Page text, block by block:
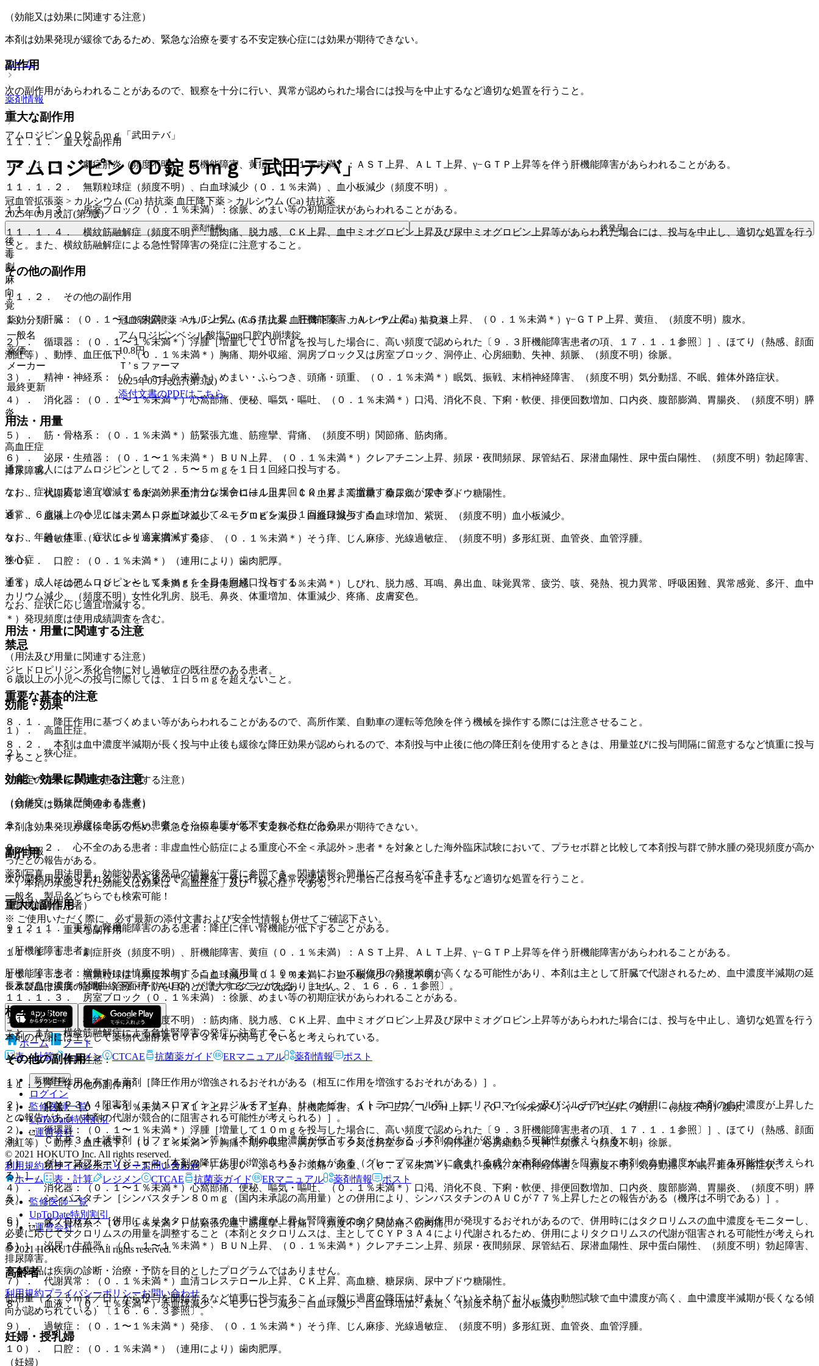
（効能又は効果に関連する注意）
本剤は効果発現が緩徐であるため、緊急な治療を要する不安定狭心症には効果が期待できない。
副作用
次の副作用があらわれることがあるので、観察を十分に行い、異常が認められた場合には投与を中止するなど適切な処置を行うこと。
重大な副作用
１１．１． 重大な副作用
１１．１．１． 劇症肝炎（頻度不明）、肝機能障害、黄疸（０．１％未満）：ＡＳＴ上昇、ＡＬＴ上昇、γ−ＧＴＰ上昇等を伴う肝機能障害があらわれることがある。
１１．１．２． 無顆粒球症（頻度不明）、白血球減少（０．１％未満）、血小板減少（頻度不明）。
１１．１．３． 房室ブロック（０．１％未満）：徐脈、めまい等の初期症状があらわれることがある。
１１．１．４． 横紋筋融解症（頻度不明）：筋肉痛、脱力感、ＣＫ上昇、血中ミオグロビン上昇及び尿中ミオグロビン上昇等があらわれた場合には、投与を中止し、適切な処置を行う
こと。また、横紋筋融解症による急性腎障害の発症に注意すること。
その他の副作用
１１．２． その他の副作用
１）． 肝臓：（０．１〜１％未満＊）ＡＬＴ上昇、ＡＳＴ上昇、肝機能障害、Ａｌ−Ｐ上昇、ＬＤＨ上昇、（０．１％未満＊）γ−ＧＴＰ上昇、黄疸、（頻度不明）腹水。
２）． 循環器：（０．１〜１％未満＊）浮腫［増量して１０ｍｇを投与した場合に、高い頻度で認められた〔９．３肝機能障害患者の項、１７．１．１参照〕］、ほてり（熱感、顔面
潮紅等）、動悸、血圧低下、（０．１％未満＊）胸痛、期外収縮、洞房ブロック又は房室ブロック、洞停止、心房細動、失神、頻脈、（頻度不明）徐脈。
３）． 精神・神経系：（０．１〜１％未満＊）めまい・ふらつき、頭痛・頭重、（０．１％未満＊）眠気、振戦、末梢神経障害、（頻度不明）気分動揺、不眠、錐体外路症状。
４）． 消化器：（０．１〜１％未満＊）心窩部痛、便秘、嘔気・嘔吐、（０．１％未満＊）口渇、消化不良、下痢・軟便、排便回数増加、口内炎、腹部膨満、胃腸炎、（頻度不明）膵
炎。
５）． 筋・骨格系：（０．１％未満＊）筋緊張亢進、筋痙攣、背痛、（頻度不明）関節痛、筋肉痛。
６）． 泌尿・生殖器：（０．１〜１％未満＊）ＢＵＮ上昇、（０．１％未満＊）クレアチニン上昇、頻尿・夜間頻尿、尿管結石、尿潜血陽性、尿中蛋白陽性、（頻度不明）勃起障害、
排尿障害。
７）． 代謝異常：（０．１％未満＊）血清コレステロール上昇、ＣＫ上昇、高血糖、糖尿病、尿中ブドウ糖陽性。
８）． 血液：（０．１％未満＊）赤血球減少、ヘモグロビン減少、白血球減少、白血球増加、紫斑、（頻度不明）血小板減少。
９）． 過敏症：（０．１〜１％未満＊）発疹、（０．１％未満＊）そう痒、じん麻疹、光線過敏症、（頻度不明）多形紅斑、血管炎、血管浮腫。
１０）． 口腔：（０．１％未満＊）（連用により）歯肉肥厚。
１１）． その他：（０．１〜１％未満＊）全身倦怠感、（０．１％未満＊）しびれ、脱力感、耳鳴、鼻出血、味覚異常、疲労、咳、発熱、視力異常、呼吸困難、異常感覚、多汗、血中
カリウム減少、（頻度不明）女性化乳房、脱毛、鼻炎、体重増加、体重減少、疼痛、皮膚変色。
＊）発現頻度は使用成績調査を含む。
禁忌
ジヒドロピリジン系化合物に対し過敏症の既往歴のある患者。
重要な基本的注意
８．１． 降圧作用に基づくめまい等があらわれることがあるので、高所作業、自動車の運転等危険を伴う機械を操作する際には注意させること。
８．２． 本剤は血中濃度半減期が長く投与中止後も緩徐な降圧効果が認められるので、本剤投与中止後に他の降圧剤を使用するときは、用量並びに投与間隔に留意するなど慎重に投与
すること。
（特定の背景を有する患者に関する注意）
（合併症・既往歴等のある患者）
９．１．１． 過度に血圧の低い患者：さらに血圧が低下するおそれがある。
９．１．２． 心不全のある患者：非虚血性心筋症による重度心不全＜承認外＞患者＊を対象とした海外臨床試験において、プラセボ群と比較して本剤投与群で肺水腫の発現頻度が高か
ったとの報告がある。
＊）本剤の承認された効能又は効果は「高血圧症」及び「狭心症」である。
（腎機能障害患者）
９．２．１． 重篤な腎機能障害のある患者：降圧に伴い腎機能が低下することがある。
（肝機能障害患者）
肝機能障害患者：増量時には慎重に投与すること（高用量（１０ｍｇ）において副作用の発現頻度が高くなる可能性があり、本剤は主として肝臓で代謝されるため、血中濃度半減期の延
長及び血中濃度−時間曲線下面積（ＡＵＣ）が増大することがある）〔１１．２、１６．６．１参照〕。
相互作用
本剤の代謝には主として薬物代謝酵素ＣＹＰ３Ａ４が関与していると考えられている。
１０．２． 併用注意：
１）． 降圧作用を有する薬剤［降圧作用が増強されるおそれがある（相互に作用を増強するおそれがある）］。
２）． ＣＹＰ３Ａ４阻害剤（エリスロマイシン、ジルチアゼム、リトナビル、イトラコナゾール等）［エリスロマイシン及びジルチアゼムとの併用により、本剤の血中濃度が上昇した
との報告がある（本剤の代謝が競合的に阻害される可能性が考えられる）］。
３）． ＣＹＰ３Ａ４誘導剤（リファンピシン等）［本剤の血中濃度が低下するおそれがある（本剤の代謝が促進される可能性が考えられる）］。
４）． グレープフルーツジュース［本剤の降圧作用が増強されるおそれがある（グレープフルーツに含まれる成分が本剤の代謝を阻害し、本剤の血中濃度が上昇する可能性が考えられ
る）］。
５）． シンバスタチン［シンバスタチン８０ｍｇ（国内未承認の高用量）との併用により、シンバスタチンのＡＵＣが７７％上昇したとの報告がある（機序は不明である）］。
６）． タクロリムス［併用によりタクロリムスの血中濃度が上昇し腎障害等のタクロリムスの副作用が発現するおそれがあるので、併用時にはタクロリムスの血中濃度をモニターし、
必要に応じてタクロリムスの用量を調整すること（本剤とタクロリムスは、主としてＣＹＰ３Ａ４により代謝されるため、併用によりタクロリムスの代謝が阻害される可能性が考えられ
る）］。
高齢者
低用量（２．５ｍｇ／日）から投与を開始するなど慎重に投与すること（一般に過度の降圧は好ましくないとされており、体内動態試験で血中濃度が高く、血中濃度半減期が長くなる傾
向が認められている）〔１６．６．３参照〕。
妊婦・授乳婦
（妊婦）
ホーム
薬剤情報
アムロジピンＯＤ錠５ｍｇ「武田テバ」
アムロジピンＯＤ錠５ｍｇ「武田テバ」
冠血管拡張薬 > カルシウム (Ca) 拮抗薬 血圧降下薬 > カルシウム (Ca) 拮抗薬
2025年09月改訂(第3版)
薬剤情報 後発品
後
毒
劇
麻
向
覚
薬効分類
冠血管拡張薬 > カルシウム (Ca) 拮抗薬 血圧降下薬 > カルシウム (Ca) 拮抗薬
一般名
アムロジピンベシル酸塩5mg口腔内崩壊錠
薬価
10.8円
メーカー
Ｔ’ｓファーマ
最終更新
2025年09月改訂(第3版)
添付文書のPDFはこちら
用法・用量
高血圧症
通常、成人にはアムロジピンとして２．５〜５ｍｇを１日１回経口投与する。
なお、症状に応じ適宜増減するが、効果不十分な場合には１日１回１０ｍｇまで増量することができる。
通常、６歳以上の小児には、アムロジピンとして２．５ｍｇを１日１回経口投与する。
なお、年齢、体重、症状により適宜増減する。
狭心症
通常、成人にはアムロジピンとして５ｍｇを１日１回経口投与する。
なお、症状に応じ適宜増減する。
用法・用量に関連する注意
（用法及び用量に関連する注意）
６歳以上の小児への投与に際しては、１日５ｍｇを超えないこと。
効能・効果
１）． 高血圧症。
２）． 狭心症。
効能・効果に関連する注意
（効能又は効果に関連する注意）
本剤は効果発現が緩徐であるため、緊急な治療を要する不安定狭心症には効果が期待できない。
副作用
次の副作用があらわれることがあるので、観察を十分に行い、異常が認められた場合には投与を中止するなど適切な処置を行うこと。
重大な副作用
１１．１． 重大な副作用
１１．１．１． 劇症肝炎（頻度不明）、肝機能障害、黄疸（０．１％未満）：ＡＳＴ上昇、ＡＬＴ上昇、γ−ＧＴＰ上昇等を伴う肝機能障害があらわれることがある。
１１．１．２． 無顆粒球症（頻度不明）、白血球減少（０．１％未満）、血小板減少（頻度不明）。
１１．１．３． 房室ブロック（０．１％未満）：徐脈、めまい等の初期症状があらわれることがある。
１１．１．４． 横紋筋融解症（頻度不明）：筋肉痛、脱力感、ＣＫ上昇、血中ミオグロビン上昇及び尿中ミオグロビン上昇等があらわれた場合には、投与を中止し、適切な処置を行う
こと。また、横紋筋融解症による急性腎障害の発症に注意すること。
その他の副作用
１１．２． その他の副作用
１）． 肝臓：（０．１〜１％未満＊）ＡＬＴ上昇、ＡＳＴ上昇、肝機能障害、Ａｌ−Ｐ上昇、ＬＤＨ上昇、（０．１％未満＊）γ−ＧＴＰ上昇、黄疸、（頻度不明）腹水。
２）． 循環器：（０．１〜１％未満＊）浮腫［増量して１０ｍｇを投与した場合に、高い頻度で認められた〔９．３肝機能障害患者の項、１７．１．１参照〕］、ほてり（熱感、顔面
潮紅等）、動悸、血圧低下、（０．１％未満＊）胸痛、期外収縮、洞房ブロック又は房室ブロック、洞停止、心房細動、失神、頻脈、（頻度不明）徐脈。
３）． 精神・神経系：（０．１〜１％未満＊）めまい・ふらつき、頭痛・頭重、（０．１％未満＊）眠気、振戦、末梢神経障害、（頻度不明）気分動揺、不眠、錐体外路症状。
４）． 消化器：（０．１〜１％未満＊）心窩部痛、便秘、嘔気・嘔吐、（０．１％未満＊）口渇、消化不良、下痢・軟便、排便回数増加、口内炎、腹部膨満、胃腸炎、（頻度不明）膵
炎。
５）． 筋・骨格系：（０．１％未満＊）筋緊張亢進、筋痙攣、背痛、（頻度不明）関節痛、筋肉痛。
６）． 泌尿・生殖器：（０．１〜１％未満＊）ＢＵＮ上昇、（０．１％未満＊）クレアチニン上昇、頻尿・夜間頻尿、尿管結石、尿潜血陽性、尿中蛋白陽性、（頻度不明）勃起障害、
排尿障害。
７）． 代謝異常：（０．１％未満＊）血清コレステロール上昇、ＣＫ上昇、高血糖、糖尿病、尿中ブドウ糖陽性。
８）． 血液：（０．１％未満＊）赤血球減少、ヘモグロビン減少、白血球減少、白血球増加、紫斑、（頻度不明）血小板減少。
９）． 過敏症：（０．１〜１％未満＊）発疹、（０．１％未満＊）そう痒、じん麻疹、光線過敏症、（頻度不明）多形紅斑、血管炎、血管浮腫。
１０）． 口腔：（０．１％未満＊）（連用により）歯肉肥厚。
薬剤情報
薬剤写真、用法用量、効能効果や後発品の情報が一度に参照でき、関連情報へ簡単にアクセスができます。
一般名、製品名どちらでも検索可能！
※ ご使用いただく際に、必ず最新の添付文書および安全性情報も併せてご確認下さい。
※本製品は疾病の診断・治療・予防を目的としたプログラムではありません。
ホーム
ノート
表・計算
レジメン CTCAE 抗菌薬ガイド ERマニュアル 薬剤情報 ポスト
新規登録
ログイン
監修医師一覧
UpToDate特別割引
運営会社
© 2021 HOKUTO Inc. All rights reserved.
利用規約プライバシーポリシーお問い合わせ
ホーム
表・計算 レジメン CTCAE 抗菌薬ガイド ERマニュアル 薬剤情報 ポスト
監修医師一覧
UpToDate特別割引
運営会社
© 2021 HOKUTO Inc. All rights reserved.
※本製品は疾病の診断・治療・予防を目的としたプログラムではありません。
利用規約プライバシーポリシーお問い合わせ